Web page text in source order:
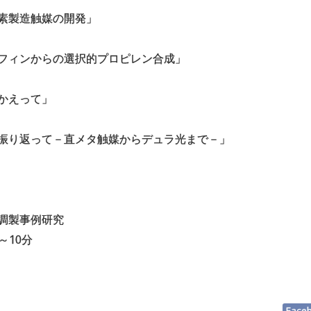
製造触媒の開発」
ィンからの選択的プロピレン合成」
えって」
り返って－直メタ触媒からデュラ光まで－」
製事例研究
10分